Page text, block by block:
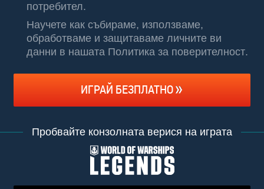
потребител.
Научете как събираме, използваме,
обработваме и защитаваме личните ви
данни в нашата Политика за поверителност.
ИГРАЙ БЕЗПЛАТНО
Пробвайте конзолната верися на играта